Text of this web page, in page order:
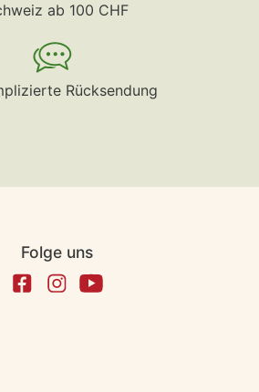
ab 100 CHF
Rücksendung
Folge uns